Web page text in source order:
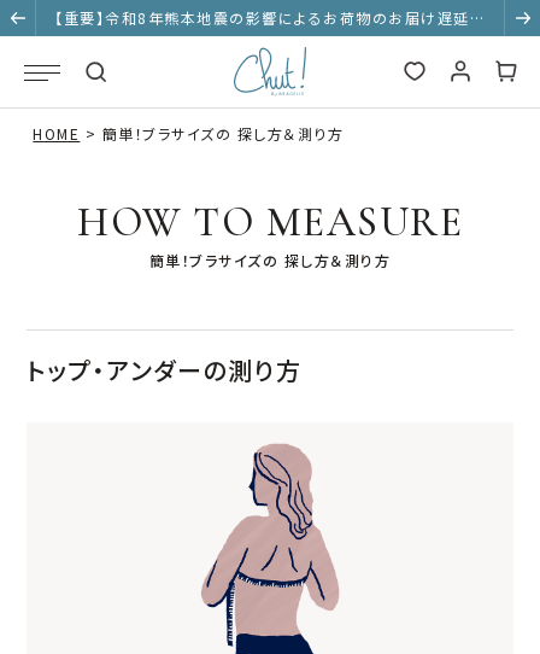
【重要】令和8年熊本地震の影響によるお荷物のお届け遅延に
ついて
HOME 簡単！ブラサイズの 探し方＆測り方
HOW TO MEASURE
簡単！ブラサイズの 探し方＆測り方
トップ・アンダーの測り方